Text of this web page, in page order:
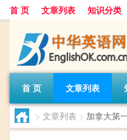
首 页 文章列表 知识分类
首 页 文章列表
> 文章列表 > 加拿大第